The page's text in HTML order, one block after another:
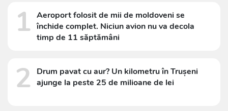
1 Aeroport folosit de mii de moldoveni se
închide complet. Niciun avion nu va decola
timp de 11 săptămâni
2
Drum pavat cu aur? Un kilometru în Trușeni
ajunge la peste 25 de milioane de lei